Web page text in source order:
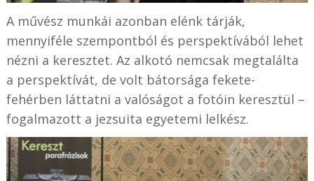
A művész munkái azonban elénk tárják,
mennyiféle szempontból és perspektívából lehet
nézni a keresztet. Az alkotó nemcsak megtalálta
a perspektívát, de volt bátorsága fekete-
fehérben láttatni a valóságot a fotóin keresztül –
fogalmazott a jezsuita egyetemi lelkész.